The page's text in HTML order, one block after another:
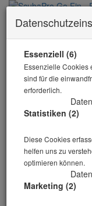
Alle
Essenziell (6)
Essenzielle Cookies
sind für die
erforderlich.
Statistiken (2)
Diese Cookies
helfen uns zu
optimieren können.
Marketing (2)